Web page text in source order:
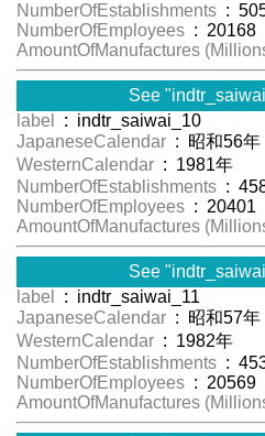
NumberOfEstablishments :
NumberOfEmployees : 20168
AmountOfManufactures
See
label
: indtr_saiwai_10
JapaneseCalendar : 昭和56年
WesternCalendar : 1981年
NumberOfEstablishments :
NumberOfEmployees : 20401
AmountOfManufactures
See
label
: indtr_saiwai_11
JapaneseCalendar : 昭和57年
WesternCalendar : 1982年
NumberOfEstablishments :
NumberOfEmployees : 20569
AmountOfManufactures